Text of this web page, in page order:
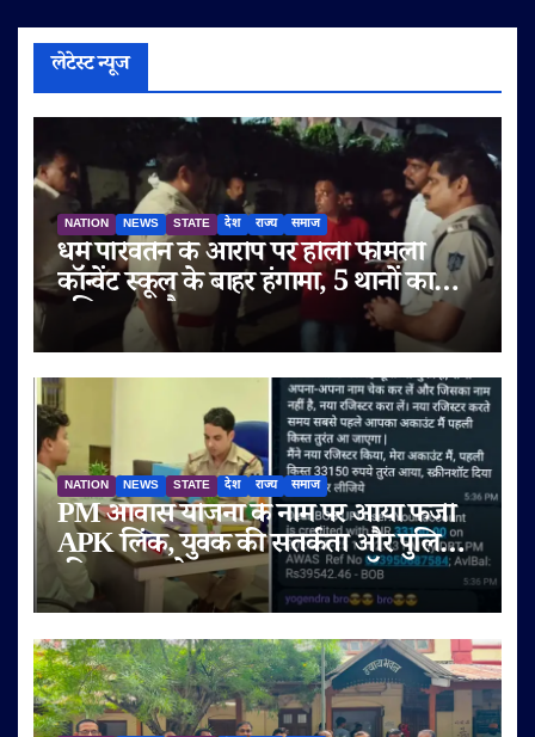
लेटेस्ट न्यूज
NATION NEWS STATE देश राज्य समाज
धर्म परिवर्तन के आरोप पर होली फैमिली
कॉन्वेंट स्कूल के बाहर हंगामा, 5 थानों का
पुलिस बल तैनात
NATION NEWS STATE देश राज्य समाज
PM आवास योजना के नाम पर आया फर्जी
APK लिंक, युवक की सतर्कता और पुलिस
की तत्परता से टला बड़ा साइबर फ्रॉड